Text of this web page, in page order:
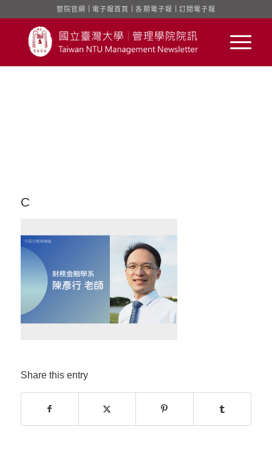
管院官網 電子報首頁 ｜各期電子報 訂閱電子報
C
Share this entry